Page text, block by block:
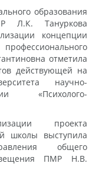
образования
Л.К. Тануркова
концепции
отметила
действующей на
научно-
«Психолого-
проекта
школы выступила
общего
ПМР Н.В.